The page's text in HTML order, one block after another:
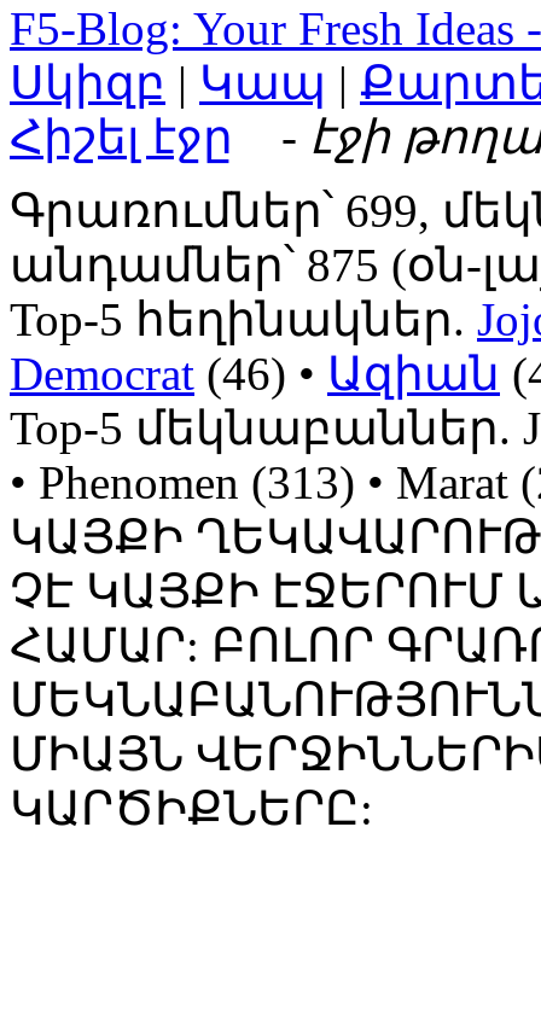
F5-Blog: Your Fresh Ideas
Սկիզբ | Կապ |
Հիշել էջը
- էջի
Գրառումներ՝ 699,
անդամներ՝ 875 (օն-
Top-5 հեղինակներ.
Democrat (46) • Ազիան
Top-5 մեկնաբաններ.
• Phenomen (313) •
ԿԱՅՔԻ
ՉԷ ԿԱՅՔԻ
ՀԱՄԱՐ: ԲՈԼՈՐ
ՄԻԱՅՆ
ԿԱՐԾԻՔՆԵՐԸ: